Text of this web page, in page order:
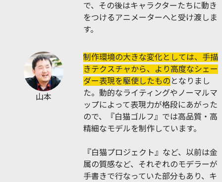
で、その後はキャラクターたちに動き
をつけるアニメーターへと受け渡しま
す。
山本
制作環境の大きな変化としては、手描
きテクスチャから、より高度なシェー
ダー表現を駆使したもの となりまし
た。動的なライティングやノーマルマ
ップによって表現力が格段にあがった
ので、『白猫ゴルフ』では高品質・高
精細なモデルを制作しています。
『白猫プロジェクト』など、以前は金
属の質感など、それぞれのモデラーが
手書きで行なっていた部分もあり、キ